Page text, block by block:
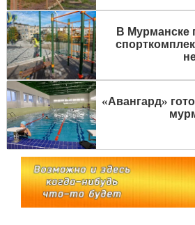
В Мурманске
«Авангард»